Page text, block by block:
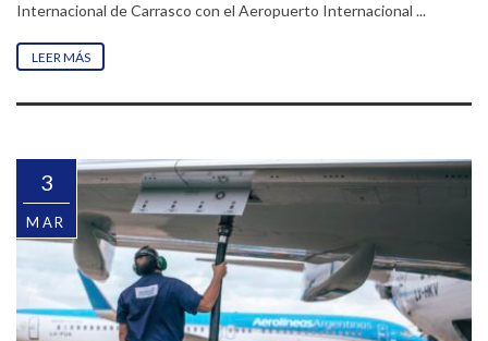
Internacional de Carrasco con el Aeropuerto Internacional ...
LEER MÁS
3
MAR